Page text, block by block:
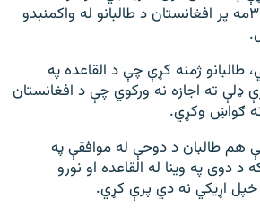
۲۰۲۱ کال د اګست په ۳۱مه پر افغانستان د طالبانو له واکمنېدو
طالبانو ژمنه کړې چې د القاعده په
ته اجازه نه ورکوي چې د افغانستان
ته ګواښ وکړي.
هم طالبان د دوحې له موافقې په
دوی په وینا له القاعده او نورو
اړیکي نه دي پرې کړي.